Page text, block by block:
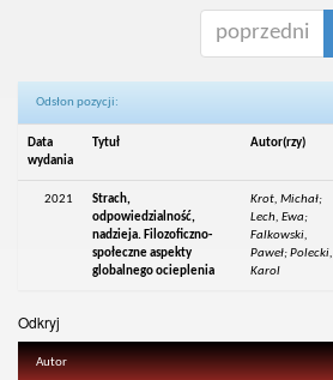
poprzedni
Odsłon pozycji:
Data
wydania
Tytuł Autor(rzy)
2021
Strach,
odpowiedzialność,
nadzieja. Filozoficzno-
społeczne aspekty
globalnego ocieplenia
Krot, Michał;
Lech, Ewa;
Falkowski,
Paweł; Polecki,
Karol
Odkryj
Autor